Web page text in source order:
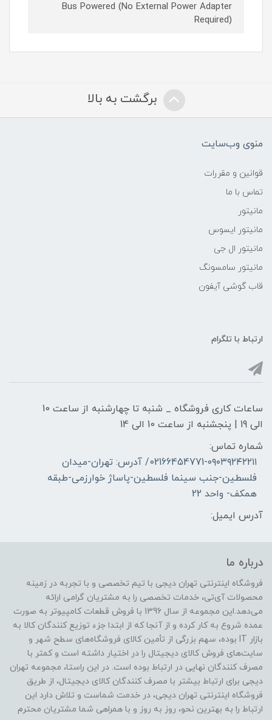
Bus Powered (No External Power Adapter
Required)
برگشت به بالا
منوی وب‌سایت
قوانین و مقررات
تماس با ما
مانیتور
مانیتور ایسوس
مانیتور ال جی
مانیتور سامسونگ
قاب گوشی آیفون
ارتباط با تلگرام
ساعات کاری فروشگاه _ شنبه تا چهارشنبه از ساعت 10
الی 19 | پنجشنبه از ساعت 10 الی 14
شماره تماس:
02166454771-۰۹۰۳۹۲۴۲۲۱۱/ آدرس: تهران-میدان
فلسطین-جنب سینما فلسطین-پاساژ خوارزمی-طبقه
همکف- واحد 22
آدرس ایمیل:
درباره ما
فروشگاه اینترنتی تهران دیجی با تیم تخصصی و با تجربه در زمینه
محصولات آی‌تی، خدمات تخصصی را به مشتریان گرامی ارائه
می‌دهد.این مجموعه از سال 1396 با فروش قطعات کامپیوتر به صورت
عمده شروع به کار کرده و از آنجا که از ابتدا جزء توزیع کنندگان کالا به
بازار IT بوده، سهم بزرگی از تأمین کالای فروشگاه‌های سطح شهر و
سایت‌های فروش کالای دیجیتال را در اختیار داشته است و کمتر با
مصرف کنندگان نهایی در ارتباط بوده است. در این راستا، مجموعه تهران
دیجی برای ارتباط بیشتر با مصرف کنندگان کالای دیجیتال، از طریق
فروشگاه اینترنتی تهران دیجی، در خدمت شماست و تلاش دارد این
ارتباط را به بهترین نحو، روز به روز و با همراهی شما مشتریان محترم